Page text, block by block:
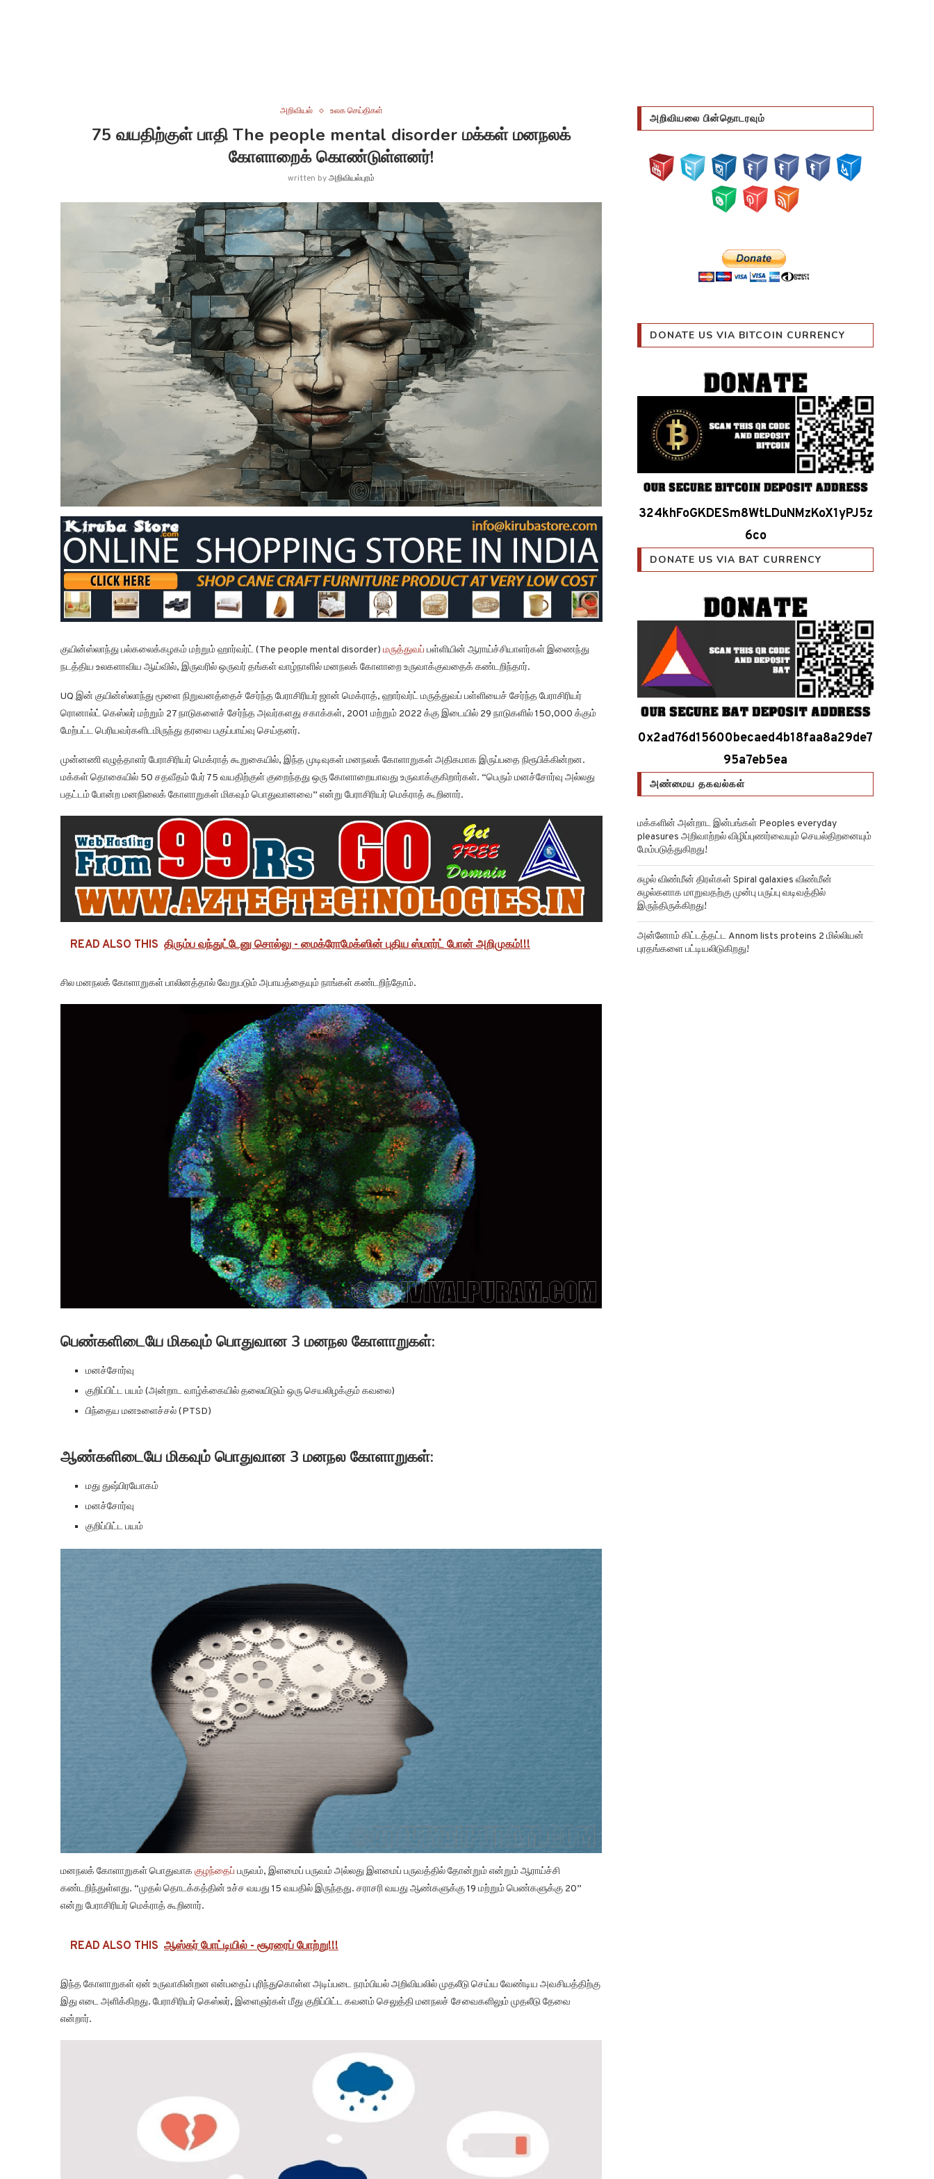
அறிவியல் உலக செய்திகள்
75 வயதிற்குள் பாதி The people mental disorder மக்கள் மனநலக்
கோளாறைக் கொண்டுள்ளனர்!
written byஅறிவியல்புரம்
குயின்ஸ்லாந்து பல்கலைக்கழகம் மற்றும் ஹார்வர்ட் (The people mental disorder) மருத்துவப் பள்ளியின் ஆராய்ச்சியாளர்கள் இணைந்து
நடத்திய உலகளாவிய ஆய்வில், இருவரில் ஒருவர் தங்கள் வாழ்நாளில் மனநலக் கோளாறை உருவாக்குவதைக் கண்டறிந்தார்.
UQ இன் குயின்ஸ்லாந்து மூளை நிறுவனத்தைச் சேர்ந்த பேராசிரியர் ஜான் மெக்ராத், ஹார்வர்ட் மருத்துவப் பள்ளியைச் சேர்ந்த பேராசிரியர்
ரொனால்ட் கெஸ்லர் மற்றும் 27 நாடுகளைச் சேர்ந்த அவர்களது சகாக்கள், 2001 மற்றும் 2022 க்கு இடையில் 29 நாடுகளில் 150,000 க்கும்
மேற்பட்ட பெரியவர்களிடமிருந்து தரவை பகுப்பாய்வு செய்தனர்.
முன்னணி எழுத்தாளர் பேராசிரியர் மெக்ராத் கூறுகையில், இந்த முடிவுகள் மனநலக் கோளாறுகள் அதிகமாக இருப்பதை நிரூபிக்கின்றன.
மக்கள் தொகையில் 50 சதவீதம் பேர் 75 வயதிற்குள் குறைந்தது ஒரு கோளாறையாவது உருவாக்குகிறார்கள். “பெரும் மனச்சோர்வு அல்லது
பதட்டம் போன்ற மனநிலைக் கோளாறுகள் மிகவும் பொதுவானவை” என்று பேராசிரியர் மெக்ராத் கூறினார்.
READ ALSO THIS திரும்ப வந்துட்டேனு சொல்லு - மைக்ரோமேக்ஸின் புதிய ஸ்மார்ட் போன் அறிமுகம்!!!
சில மனநலக் கோளாறுகள் பாலினத்தால் வேறுபடும் அபாயத்தையும் நாங்கள் கண்டறிந்தோம்.
பெண்களிடையே மிகவும் பொதுவான 3 மனநல கோளாறுகள்:
மனச்சோர்வு
குறிப்பிட்ட பயம் (அன்றாட வாழ்க்கையில் தலையிடும் ஒரு செயலிழக்கும் கவலை)
பிந்தைய மனஉளைச்சல் (PTSD)
ஆண்களிடையே மிகவும் பொதுவான 3 மனநல கோளாறுகள்:
மது துஷ்பிரயோகம்
மனச்சோர்வு
குறிப்பிட்ட பயம்
மனநலக் கோளாறுகள் பொதுவாக குழந்தைப் பருவம், இளமைப் பருவம் அல்லது இளமைப் பருவத்தில் தோன்றும் என்றும் ஆராய்ச்சி
கண்டறிந்துள்ளது. “முதல் தொடக்கத்தின் உச்ச வயது 15 வயதில் இருந்தது. சராசரி வயது ஆண்களுக்கு 19 மற்றும் பெண்களுக்கு 20”
என்று பேராசிரியர் மெக்ராத் கூறினார்.
READ ALSO THIS ஆஸ்கர் போட்டியில் - சூரரைப் போற்று!!!
இந்த கோளாறுகள் ஏன் உருவாகின்றன என்பதைப் புரிந்துகொள்ள அடிப்படை நரம்பியல் அறிவியலில் முதலீடு செய்ய வேண்டிய அவசியத்திற்கு
இது எடை அளிக்கிறது. பேராசிரியர் கெஸ்லர், இளைஞர்கள் மீது குறிப்பிட்ட கவனம் செலுத்தி மனநலச் சேவைகளிலும் முதலீடு தேவை
என்றார்.
அறிவியலை பின்தொடரவும்
DONATE US VIA BITCOIN CURRENCY
324khFoGKDESm8WtLDuNMzKoX1yPJ5z
6co
DONATE US VIA BAT CURRENCY
0x2ad76d15600becaed4b18faa8a29de7
95a7eb5ea
அண்மைய தகவல்கள்
மக்களின் அன்றாட இன்பங்கள் Peoples everyday
pleasures அறிவாற்றல் விழிப்புணர்வையும் செயல்திறனையும்
மேம்படுத்துகிறது!
சுழல் விண்மீன் திரள்கள் Spiral galaxies விண்மீன்
சுழல்களாக மாறுவதற்கு முன்பு பருப்பு வடிவத்தில்
இருந்திருக்கிறது!
அன்னோம் கிட்டத்தட்ட Annom lists proteins 2 மில்லியன்
புரதங்களை பட்டியலிடுகிறது!